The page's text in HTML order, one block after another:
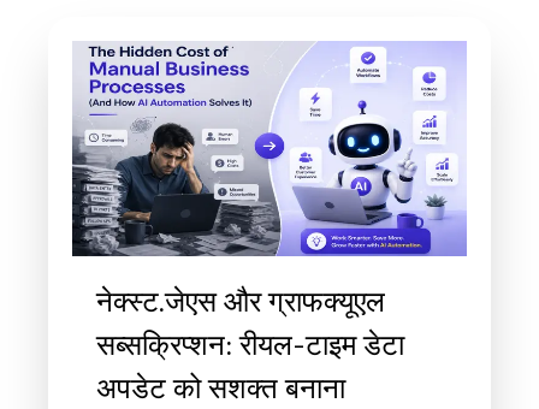
नेक्स्ट.जेएस और ग्राफक्यूएल
सब्सक्रिप्शन: रीयल-टाइम डेटा
अपडेट को सशक्त बनाना